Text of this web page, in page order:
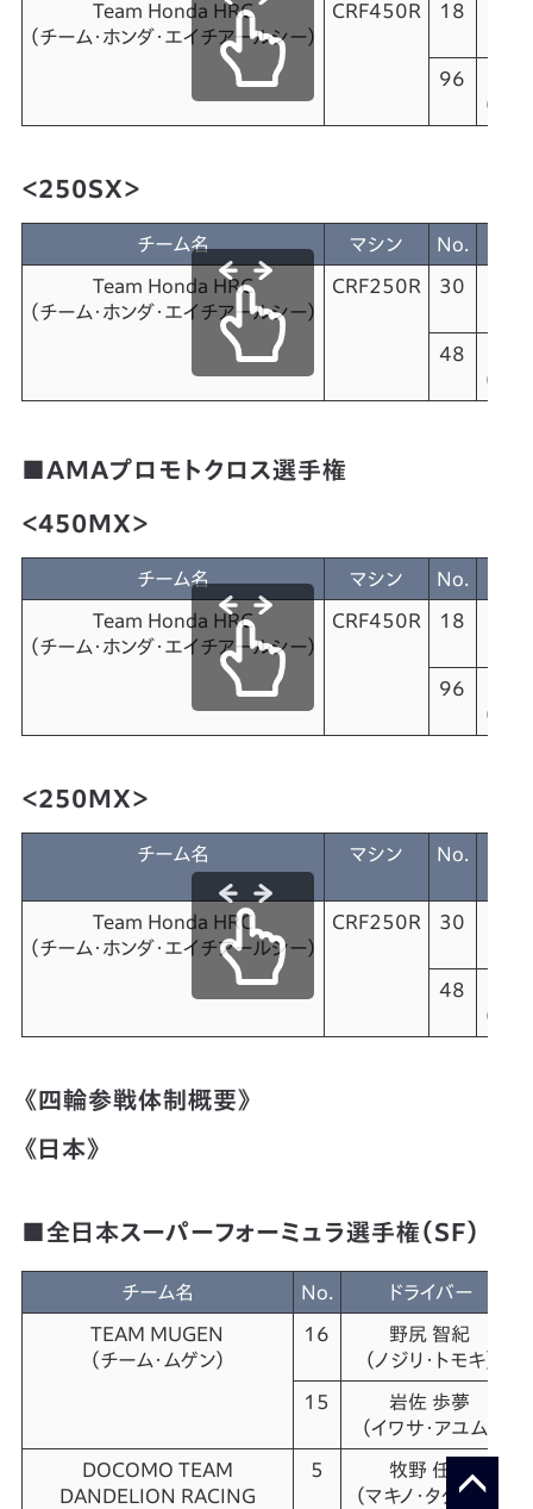
Team Honda HRC
（チーム・ホンダ・ エイチアールシー）
CRF450R 18
96
（ハ
＜250SX＞
チーム名 マシン No.
Team Honda HRC
（チーム・ホンダ・ エイチアールシー）
CRF250R
30
48
（チ
■AMAプロモトクロス選手権
＜450MX＞
チーム名 マシン No.
Team Honda HRC
（チーム・ホンダ・ エイチアールシー）
CRF450R 18
96
（ハ
＜250MX＞
チーム名 マシン No.
Team Honda HRC
（チーム・ホンダ・ エイチアールシー）
CRF250R
30
48
（チ
《四輪参戦体制概要》
《日本》
■全日本スーパーフォーミュラ選手権（SF）
チーム名 No. ドライバー
TEAM MUGEN
（チーム・ムゲン）
16
野尻 智紀
（ノジリ・トモキ）
15
岩佐 歩夢
（イワサ・アユム）
DOCOMO TEAM
DANDELION RACING
5
牧野 任祐
（マキノ・タダスケ）